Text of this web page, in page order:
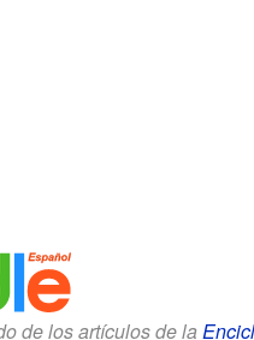
de los artículos de la